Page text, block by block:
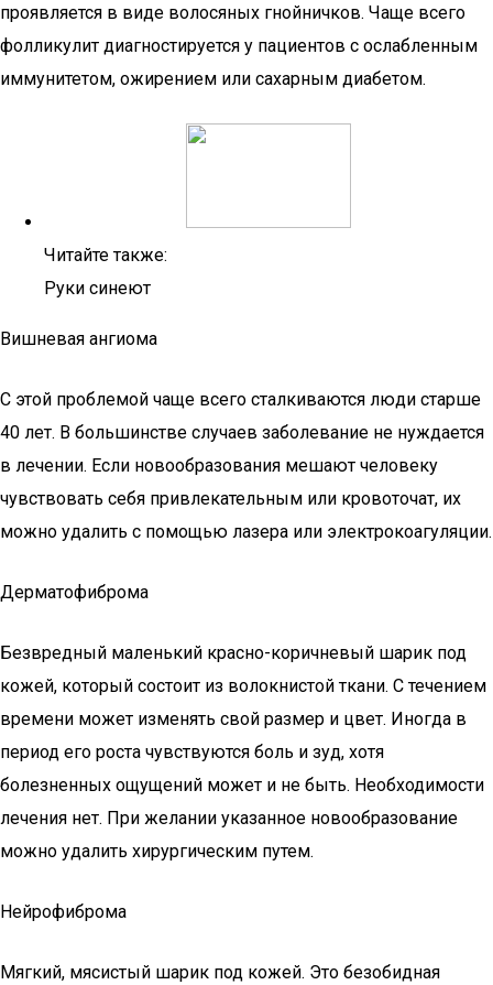
проявляется в виде волосяных гнойничков. Чаще всего
фолликулит диагностируется у пациентов с ослабленным
иммунитетом, ожирением или сахарным диабетом.
Читайте также:
Руки синеют
Вишневая ангиома
С этой проблемой чаще всего сталкиваются люди старше
40 лет. В большинстве случаев заболевание не нуждается
в лечении. Если новообразования мешают человеку
чувствовать себя привлекательным или кровоточат, их
можно удалить с помощью лазера или электрокоагуляции.
Дерматофиброма
Безвредный маленький красно-коричневый шарик под
кожей, который состоит из волокнистой ткани. С течением
времени может изменять свой размер и цвет. Иногда в
период его роста чувствуются боль и зуд, хотя
болезненных ощущений может и не быть. Необходимости
лечения нет. При желании указанное новообразование
можно удалить хирургическим путем.
Нейрофиброма
Мягкий, мясистый шарик под кожей. Это безобидная